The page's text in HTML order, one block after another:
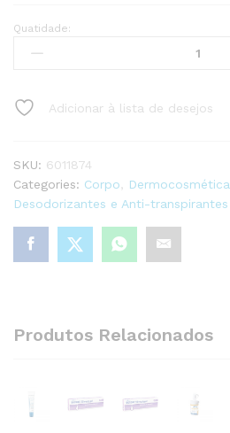
Stop
40g
Quatidade:
Adicionar à lista de desejos
SKU: 6011874
Categories: Corpo Dermocosmética
Desodorizantes e Anti-transpirantes
Produtos Relacionados